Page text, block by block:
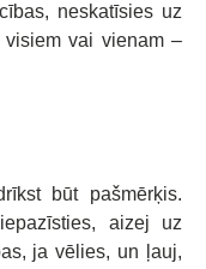
neskatīsies uz
vai vienam –
būt pašmērķis.
aizej uz
ja vēlies, un ļauj,